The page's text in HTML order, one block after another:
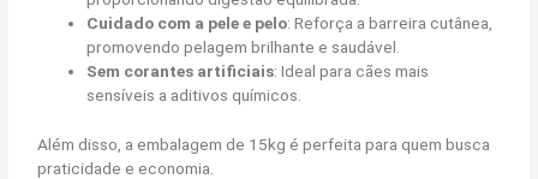
Cuidado com a pele e pelo: Reforça a barreira cutânea,
promovendo pelagem brilhante e saudável.
Sem corantes artificiais: Ideal para cães mais
sensíveis a aditivos químicos.
Além disso, a embalagem de 15kg é perfeita para quem busca
praticidade e economia.